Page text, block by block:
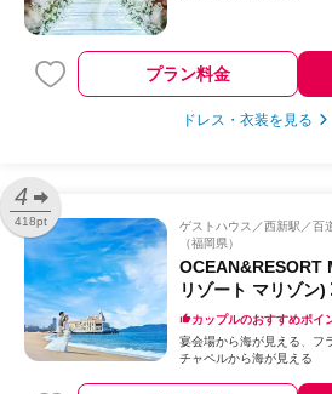
プラン料金
ドレス・衣装を見る
4
418pt ゲストハウス
西新駅／百
（福岡県）
OCEAN&RESORT
リゾート マリゾン)
カップルのおすすめポイ
宴会場から海が見える
フ
チャペルから海が見える